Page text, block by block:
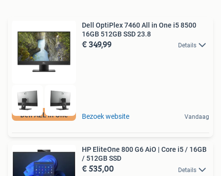
Dell ALL in One
Dell OptiPlex 7460 All in One i5 8500
16GB 512GB SSD 23.8
€ 349,99 Details
Bezoek website Vandaag
HP EliteOne 800 G6 AiO | Core i5 / 16GB
/ 512GB SSD
€ 535,00 Details